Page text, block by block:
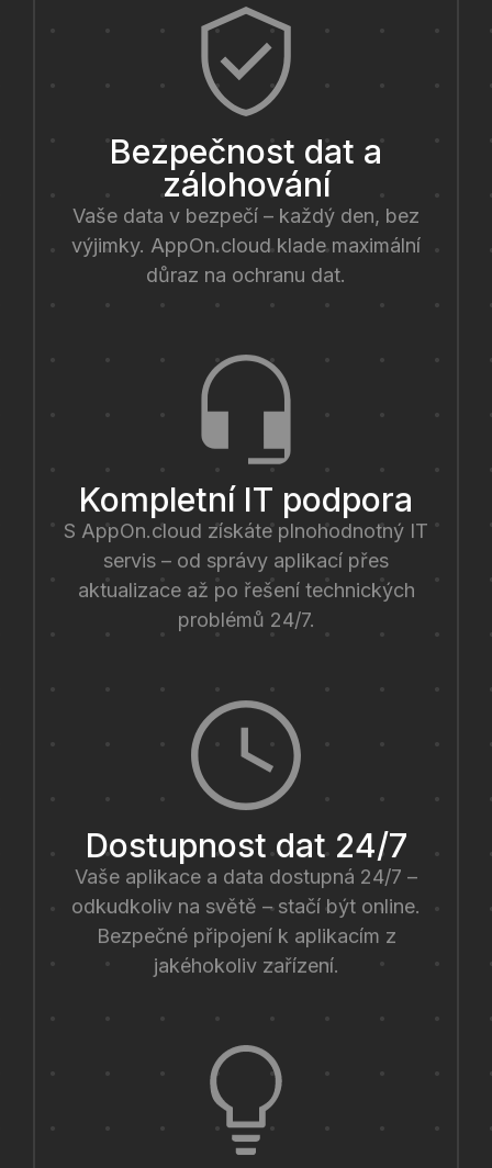
Bezpečnost dat a
zálohování
Vaše data v bezpečí – každý den, bez
výjimky. AppOn.cloud klade maximální
důraz na ochranu dat.
Kompletní IT podpora
S AppOn.cloud získáte plnohodnotný IT
servis – od správy aplikací přes
aktualizace až po řešení technických
problémů 24/7.
Dostupnost dat 24/7
Vaše aplikace a data dostupná 24/7 –
odkudkoliv na světě – stačí být online.
Bezpečné připojení k aplikacím z
jakéhokoliv zařízení.